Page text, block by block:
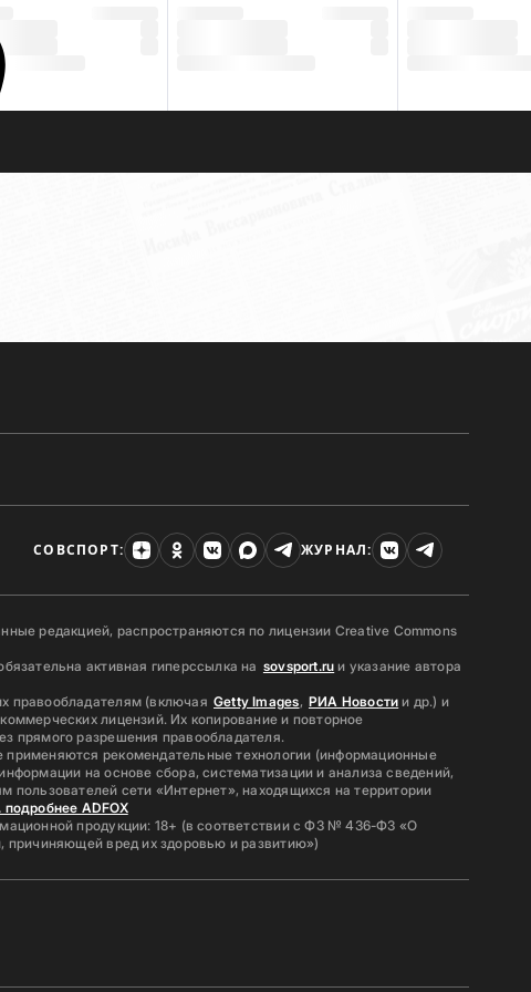
СОВСПОРТ: ЖУРНАЛ:
редакцией, распространяются по лицензии Creative Commons
активная гиперссылка на sovsport.ru и указание автора
правообладателям (включая Getty Images, РИА Новости и др.) и
лицензий. Их копирование и повторное
прямого разрешения правообладателя.
рекомендательные технологии (информационные
на основе сбора, систематизации и анализа сведений,
пользователей сети «Интернет», находящихся на территории
ADFOX
продукции: 18+ (в соответствии с ФЗ № 436-ФЗ «О
причиняющей вред их здоровью и развитию»)